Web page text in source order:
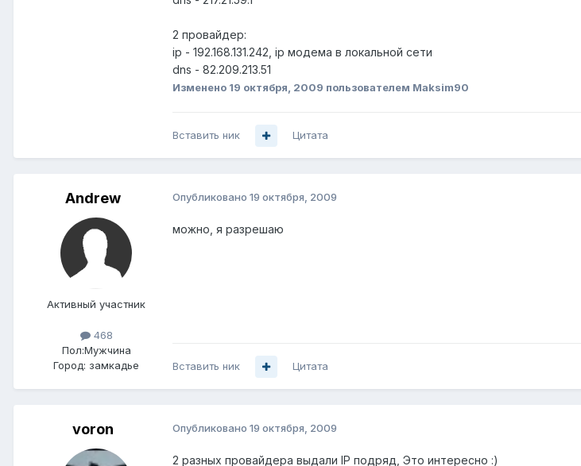
2 провайдер:
ip - 192.168.131.242, ip модема в локальной сети
dns - 82.209.213.51
Изменено 19 октября, 2009 пользователем Maksim90
Вставить ник Цитата
Andrеw
Активный участник
468
Пол:Мужчина
Город: замкадье
Опубликовано 19 октября, 2009
можно, я разрешаю
Вставить ник Цитата
voron Опубликовано 19 октября, 2009
2 разных провайдера выдали IP подряд, Это интересно :)